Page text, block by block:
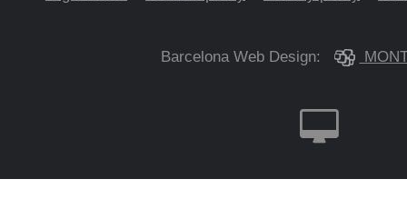
Barcelona Web Design: